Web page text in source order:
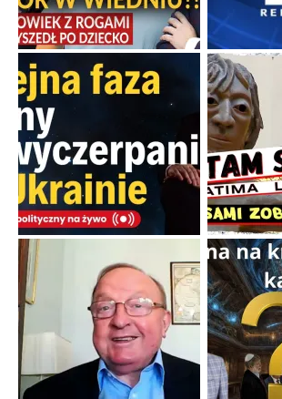
Familijny spór o biskupie sakry
Rodzinna polemika wokół sakr w Écône....
Popularne